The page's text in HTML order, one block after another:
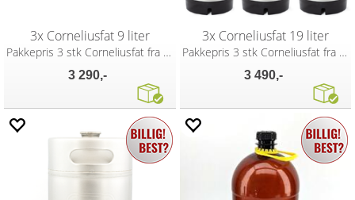
3x Corneliusfat 9 liter
Pakkepris 3 stk Corneliusfat fra Kegland
3 290,-
3x Corneliusfat 19 liter
Pakkepris 3 stk Corneliusfat fra Kegland
3 490,-